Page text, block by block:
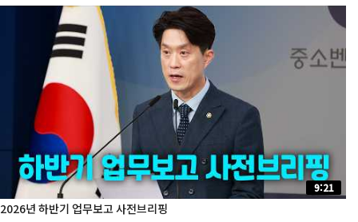
9:21
2026년 하반기 업무보고 사전브리핑